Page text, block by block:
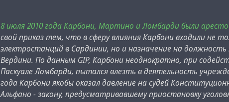
8 июля 2010 года Карбони, Мартино и Ломбарди были
свой приказ тем, что в сферу влияния Карбони входили не
электростанций в Сардинии, но и назначение на
Вердини. По данным GIP, Карбони неоднократно, при
Паскуале Ломбарди, пытался влезть в деятельность
года Карбони якобы оказал давление на судей
Альфано - закону, предусматривавшему приостановку